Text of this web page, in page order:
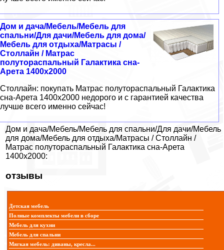
Дом и дача/Мебель/Мебель для
спальни/Для дачи/Мебель для дома/
Мебель для отдыха/Матрасы /
Столлайн / Матрас
полутораспальный Галактика сна-
Арета 1400x2000
Столлайн: покупать Матрас полутораспальный Галактика
сна-Арета 1400x2000 недорого и с гарантией качества
лучше всего именно сейчас!
Дом и дача/Мебель/Мебель для спальни/Для дачи/Мебель
для дома/Мебель для отдыха/Матрасы / Столлайн /
Матрас полутораспальный Галактика сна-Арета
1400x2000:
отзывы
Детская мебель
Полные комплекты мебели в сборе
Мебель для кухни
Мебель для спальни
Мягкая мебель: диваны, кресла...